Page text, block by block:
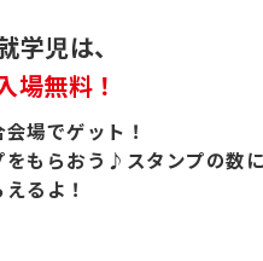
学児は、
場無料！
場でゲット！
もらおう♪スタンプの数
るよ！